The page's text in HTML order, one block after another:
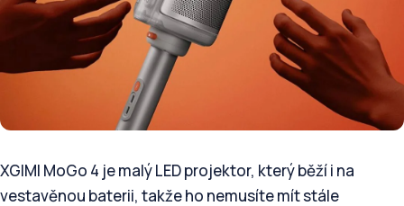
XGIMI MoGo 4 je malý LED projektor, který běží i na
vestavěnou baterii, takže ho nemusíte mít stále